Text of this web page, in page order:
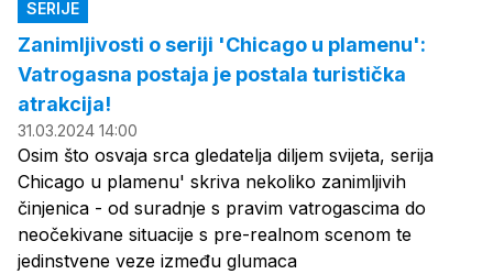
SERIJE
Zanimljivosti o seriji 'Chicago u plamenu':
Vatrogasna postaja je postala turistička
atrakcija!
31.03.2024 14:00
Osim što osvaja srca gledatelja diljem svijeta, serija
Chicago u plamenu' skriva nekoliko zanimljivih
činjenica - od suradnje s pravim vatrogascima do
neočekivane situacije s pre-realnom scenom te
jedinstvene veze između glumaca